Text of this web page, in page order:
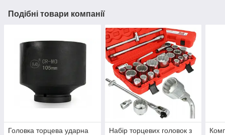
Подібні товари компанії
Головка торцева ударна
Набір торцевих головок з